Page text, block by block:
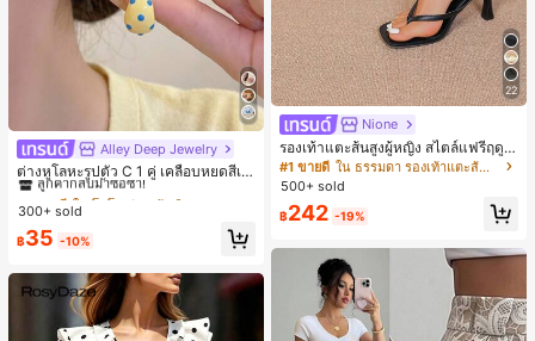
Alley Deep Jewelry
ต่างหูโลหะรูปตัว C 1 คู่ เคลือบหยดสีเห
ลือง ลายจุดสีน้ำเงิน สไตล์ยุโรปและอเม
ริกัน แฟชั่นส่วนตัว หวานและสง่างาม
สำหรับผู้หญิงและเด็กหญิง สำหรับการเ
ดินทาง งานแต่งงาน ปาร์ตี้ วันเกิด ของ
#1 ขายดี ใน โบโฮ ต่างหูผู้หญิง
ลูกค้ากลับมาซื้อซ้ำ!
เกือบหมดแล้ว!
#1 ขายดี ใน โบโฮ ต่างหูผู้หญิง
ลูกค้ากลับมาซื้อซ้ำ!
เกือบหมดแล้ว!
#1 ขายดี ใน โบโฮ ต่างหูผู้หญิง
ลูกค้ากลับมาซื้อซ้ำ!
เกือบหมดแล้ว!
#1 ขายดี
ใน โบโฮ ต่างหูผู้หญิง
เกือบหมดแล้ว!
300+ sold
฿35 -10%
22
Nione
รองเท้าแตะส้นสูงผู้หญิง สไตล์แฟรี่ฤดูร้
อน ส้นบาง แบบคีบ แต่งสายคาดผม รอ
งเท้าแตะชายหาดสำหรับเที่ยวพักผ่อน
แฟชั่นสายไขว้ สำหรับเดทไนท์
#1 ขายดี
ใน ธรรมดา รองเท้าแตะส้นสูงผู้หญิง
500+ sold
฿242 -19%